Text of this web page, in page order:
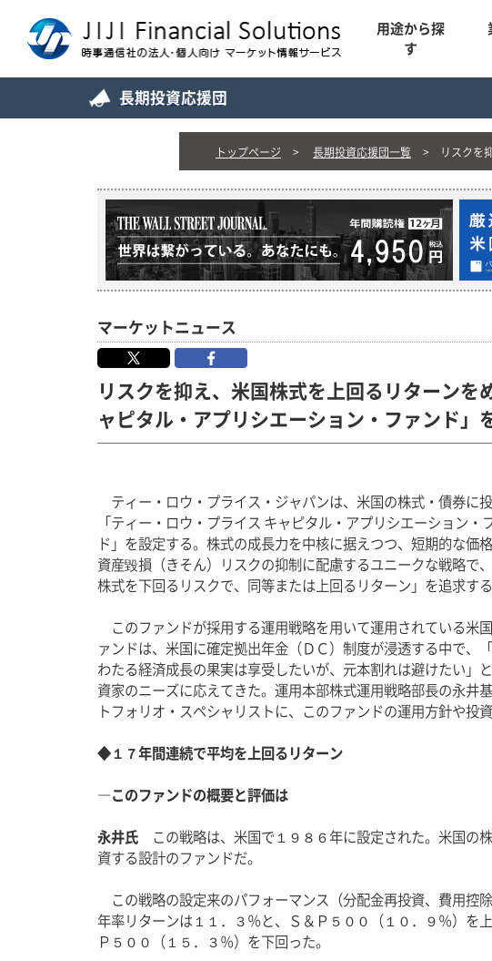
用途から探
す
長期投資応援団
トップページ 長期投資応援団一覧 リスクを
マーケットニュース
リスクを抑え、米国株式を上回るリターンを
ャピタル・アプリシエーション・ファンド」
ティー・ロウ・プライス・ジャパンは、米国の株式・債券に
「ティー・ロウ・プライス キャピタル・アプリシエーション・
ド」を設定する。株式の成長力を中核に据えつつ、短期的な価
資産毀損（きそん）リスクの抑制に配慮するユニークな戦略で
株式を下回るリスクで、同等または上回るリターン」を追求する
このファンドが採用する運用戦略を用いて運用されている米
ァンドは、米国に確定拠出年金（ＤＣ）制度が浸透する中で、
わたる経済成長の果実は享受したいが、元本割れは避けたい」
資家のニーズに応えてきた。運用本部株式運用戦略部長の永井
トフォリオ・スペシャリストに、このファンドの運用方針や投
◆１７年間連続で平均を上回るリターン
―このファンドの概要と評価は
永井氏 この戦略は、米国で１９８６年に設定された。米国の
資する設計のファンドだ。
この戦略の設定来のパフォーマンス（分配金再投資、費用控
年率リターンは１１．３％と、Ｓ＆Ｐ５００（１０．９％）を
Ｐ５００（１５．３％）を下回った。